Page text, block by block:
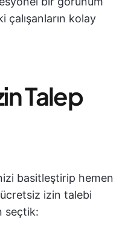
çalışanların kolay
Talep
basitleştirip hemen
izin talebi
seçtik: